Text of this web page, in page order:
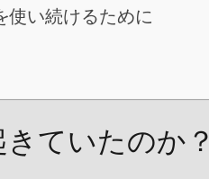
使い続けるために
ていたのか？